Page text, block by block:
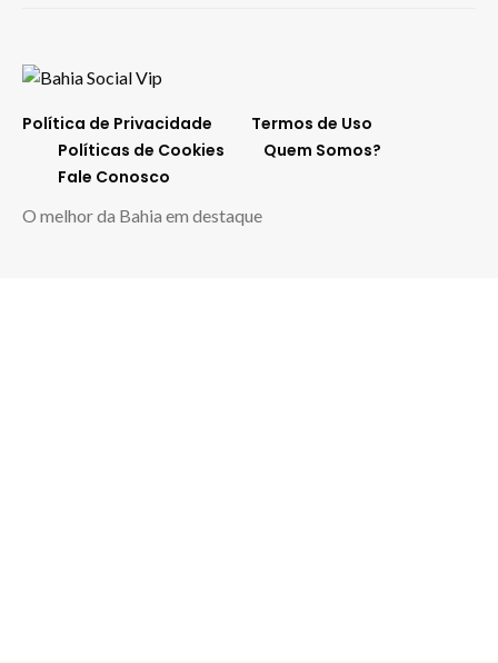
Política de Privacidade
Termos de Uso
Políticas de Cookies
Quem Somos?
Fale Conosco
O melhor da Bahia em destaque